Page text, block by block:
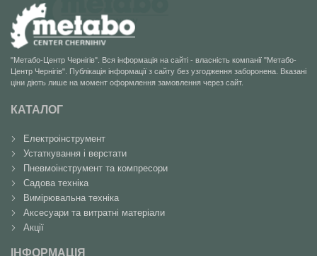
"Метабо-Центр Чернігів". Вся інформація на сайті - власність компанії "Метабо-
Центр Чернігів". Публікація інформації з сайту без узгодження заборонена. Вказані
ціни діють лише на момент оформлення замовлення через сайт.
КАТАЛОГ
Електроінструмент
Устаткування і верстати
Пневмоінструмент та компресори
Садова техніка
Вимірювальна техніка
Аксесуари та витратні матеріали
Акції
ІНФОРМАЦІЯ